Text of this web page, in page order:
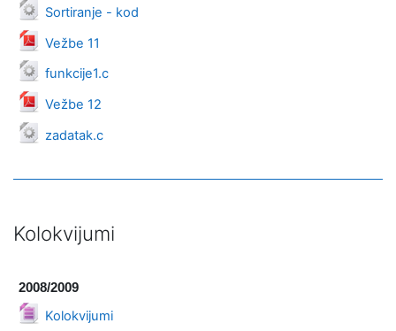
Sortiranje - kodDatoteka
Vežbe 11
Datoteka
funkcije1.c
Datoteka
Vežbe 12
Datoteka
zadatak.c
Datoteka
Kolokvijumi
2008/2009
Kolokvijumi
Datoteka